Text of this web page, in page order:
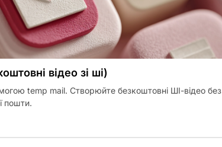
відео зі шi)
temp mail. Створюйте безкоштовні ШІ-відео без
пошти.